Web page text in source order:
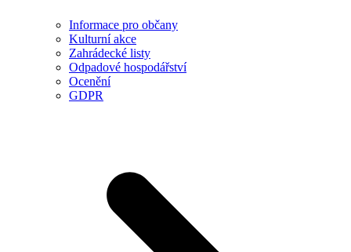
Informace pro občany
Kulturní akce
Zahrádecké listy
Odpadové hospodářství
Ocenění
GDPR